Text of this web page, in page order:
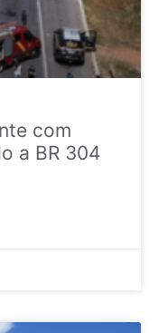
com
a BR 304